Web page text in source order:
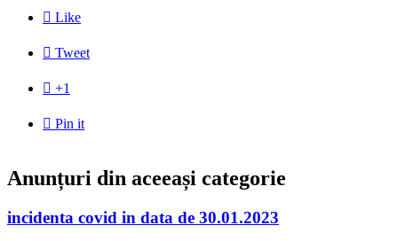
 Like
 Tweet
 +1
 Pin it
Anunțuri din aceeași categorie
incidenta covid in data de 30.01.2023